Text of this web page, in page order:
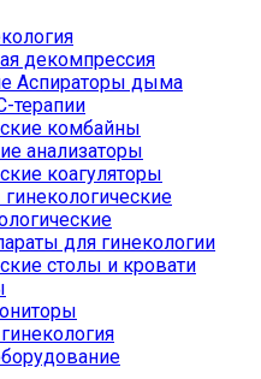
декомпрессия
Аспираторы дыма
терапии
комбайны
анализаторы
коагуляторы
для гинекологии
столы и кровати